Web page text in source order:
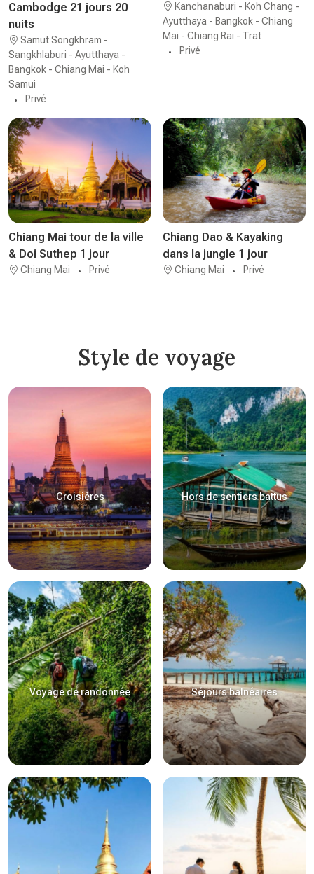
Cambodge 21 jours 20
nuits
Samut Songkhram -
Sangkhlaburi - Ayutthaya -
Bangkok - Chiang Mai - Koh
Samui
Privé
Kanchanaburi - Koh Chang -
Ayutthaya - Bangkok - Chiang
Mai - Chiang Rai - Trat
Privé
Chiang Mai tour de la ville
& Doi Suthep 1 jour
Chiang Mai Privé
Chiang Dao & Kayaking
dans la jungle 1 jour
Chiang Mai Privé
Style de voyage
Croisières Hors de sentiers battus
Voyage de randonnée Séjours balnéaires